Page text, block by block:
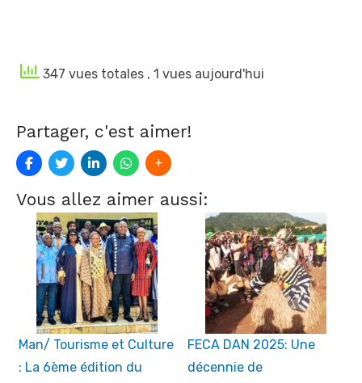
347 vues totales , 1 vues aujourd'hui
Partager, c'est aimer!
Vous allez aimer aussi:
Man/ Tourisme et Culture
: La 6ème édition du
FECA DAN 2025: Une
décennie de